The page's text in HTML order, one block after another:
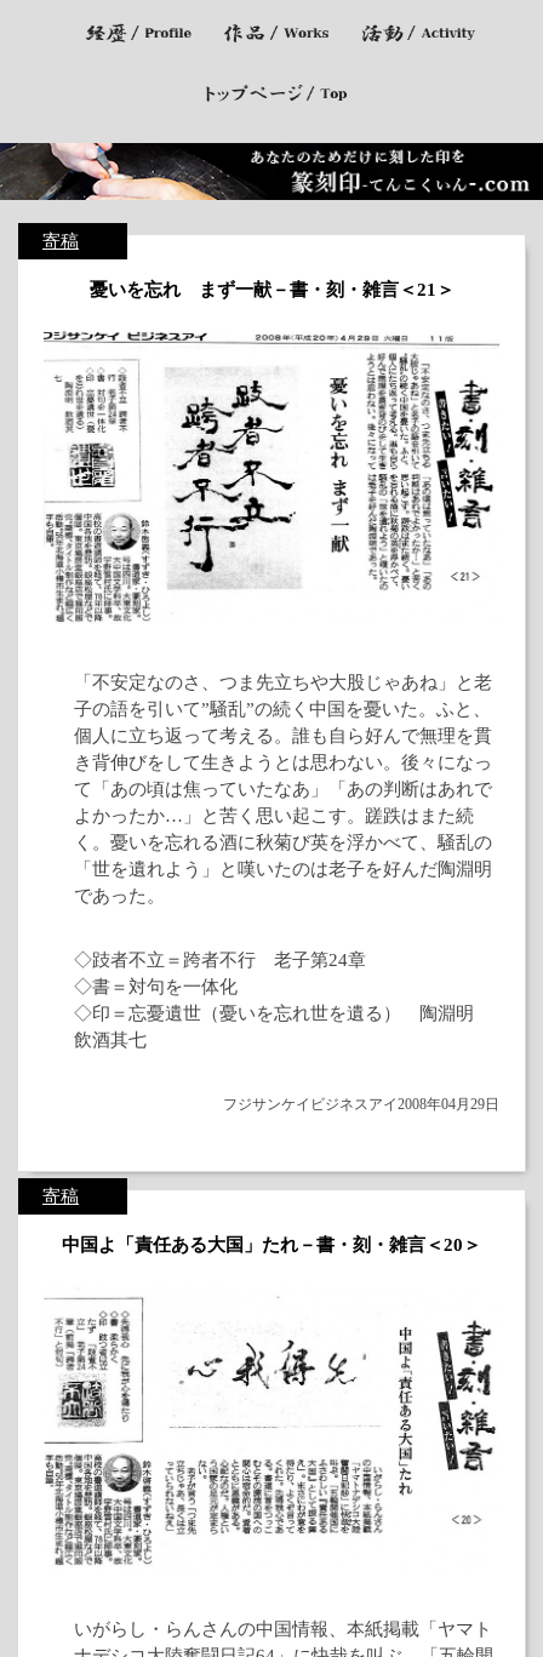
寄稿
憂いを忘れ まず一献－書・刻・雑言＜21＞
「不安定なのさ、つま先立ちや大股じゃあね」と老
子の語を引いて”騒乱”の続く中国を憂いた。ふと、
個人に立ち返って考える。誰も自ら好んで無理を貫
き背伸びをして生きようとは思わない。後々になっ
て「あの頃は焦っていたなあ」「あの判断はあれで
よかったか…」と苦く思い起こす。蹉跌はまた続
く。憂いを忘れる酒に秋菊び英を浮かべて、騒乱の
「世を遺れよう」と嘆いたのは老子を好んだ陶淵明
であった。
◇跂者不立＝跨者不行 老子第24章
◇書＝対句を一体化
◇印＝忘憂遺世（憂いを忘れ世を遺る） 陶淵明
飲酒其七
フジサンケイビジネスアイ2008年04月29日
寄稿
中国よ「責任ある大国」たれ－書・刻・雑言＜20＞
いがらし・らんさんの中国情報、本紙掲載「ヤマト